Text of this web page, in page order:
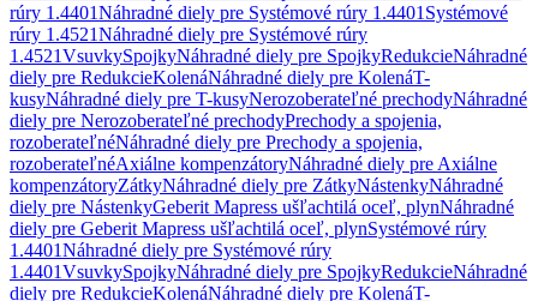
rúry 1.4401Náhradné diely pre Systémové rúry 1.4401 Systémové
rúry 1.4521Náhradné diely pre Systémové rúry
1.4521VsuvkySpojkyNáhradné diely pre SpojkyRedukcieNáhradné
diely pre RedukcieKolenáNáhradné diely pre KolenáT-
kusyNáhradné diely pre T-kusyNerozoberateľné prechodyNáhradné
diely pre Nerozoberateľné prechodyPrechody a spojenia,
rozoberateľnéNáhradné diely pre Prechody a spojenia,
rozoberateľnéAxiálne kompenzátoryNáhradné diely pre Axiálne
kompenzátoryZátkyNáhradné diely pre ZátkyNástenkyNáhradné
diely pre NástenkyGeberit Mapress ušľachtilá oceľ, plynNáhradné
diely pre Geberit Mapress ušľachtilá oceľ, plynSystémové rúry
1.4401Náhradné diely pre Systémové rúry
1.4401VsuvkySpojkyNáhradné diely pre SpojkyRedukcieNáhradné
diely pre RedukcieKolenáNáhradné diely pre KolenáT-